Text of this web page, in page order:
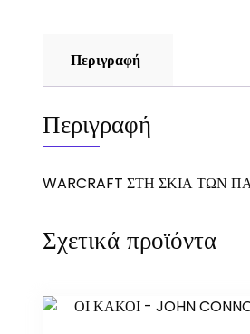
Περιγραφή
Περιγραφή
WARCRAFT ΣΤΗ ΣΚΙΑ ΤΩΝ
Σχετικά προϊόντα